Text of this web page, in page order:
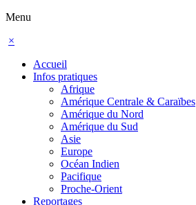
Menu
×
Accueil
Infos pratiques
Afrique
Amérique Centrale & Caraïbes
Amérique du Nord
Amérique du Sud
Asie
Europe
Océan Indien
Pacifique
Proche-Orient
Reportages